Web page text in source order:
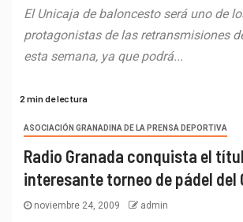
El Unicaja de baloncesto será uno de
protagonistas de las retransmisiones
esta semana, ya que podrá...
2 min de lectura
ASOCIACIÓN GRANADINA DE LA PRENSA DEPORTIVA
Radio Granada conquista el
interesante torneo de pádel del
noviembre 24, 2009 admin